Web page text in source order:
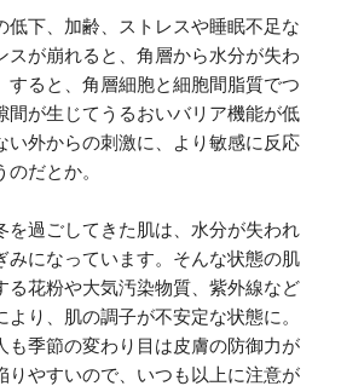
低下、加齢、ストレスや睡眠不足な
スが崩れると、角層から水分が失わ
すると、角層細胞と細胞間脂質でつ
間が生じてうるおいバリア機能が低
い外からの刺激に、より敏感に反応
だとか。
を過ごしてきた肌は、水分が失われ
みになっています。そんな状態の肌
る花粉や大気汚染物質、紫外線など
り、肌の調子が不安定な状態に。
も季節の変わり目は皮膚の防御力が
りやすいので、いつも以上に注意が